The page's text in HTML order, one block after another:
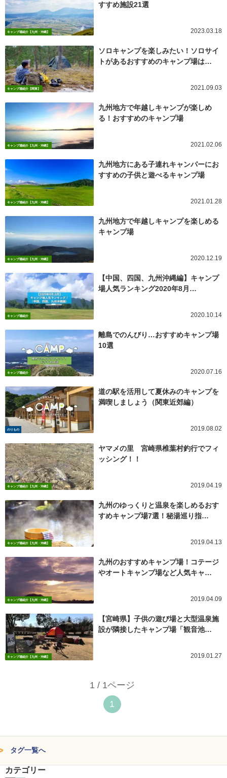
キャンプ場紹介【九州・沖縄】
すすめ施設21選
2023.03.18
キャンプ場紹介【関東】
ソロキャンプを楽しみたい！ソロサイ
トがあるおすすめのキャンプ場は…
2021.09.03
キャンプ場紹介【九州・沖縄】
九州地方で年越しキャンプが楽しめ
る！おすすめのキャンプ場
2021.02.06
キャンプ場紹介【九州・沖縄】
九州地方にある子連れキャンパーにお
すすめの子供と遊べるキャンプ場
2021.01.28
キャンプ場紹介【九州・沖縄】
九州地方で年越しキャンプを楽しめる
キャンプ場
2020.12.19
キャンプ場紹介
【中国、四国、九州沖縄編】キャンプ
場人気ランキング2020年8月…
2020.10.14
キャンプ場紹介
離島でのんびり…おすすめキャンプ場
10選
2020.07.16
のりもの
道の駅を活用して夏休みのキャンプを
満喫しましょう（関東近郊編）
2019.08.02
キャンプ場紹介【九州・沖縄】
ヤマメの里 宮崎県椎葉村釣行でフィ
ッシング！！
2019.04.19
キャンプ場紹介【九州・沖縄】
九州のゆっくりと温泉を楽しめるおす
すめキャンプ場7選！秘湯巡り指…
2019.04.13
キャンプ場紹介【九州・沖縄】
九州のおすすめキャンプ場！コテージ
やオートキャンプ場など人気キャ…
2019.04.09
キャンプ場紹介【九州・沖縄】
【宮崎県】子供の遊び場と大型温泉施
設が隣接したキャンプ場「観音池…
2019.01.27
1 / 1ページ
1
タグ一覧へ
カテゴリー